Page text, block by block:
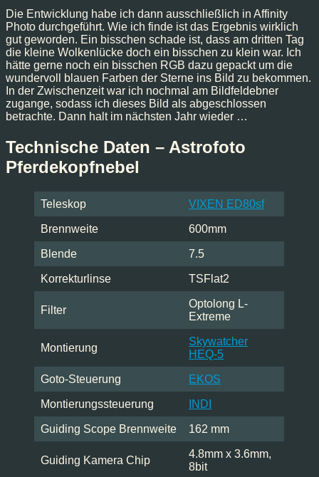
Die Entwicklung habe ich dann ausschließlich in Affinity
Photo durchgeführt. Wie ich finde ist das Ergebnis wirklich
gut geworden. Ein bisschen schade ist, dass am dritten Tag
die kleine Wolkenlücke doch ein bisschen zu klein war. Ich
hätte gerne noch ein bisschen RGB dazu gepackt um die
wundervoll blauen Farben der Sterne ins Bild zu bekommen.
In der Zwischenzeit war ich nochmal am Bildfeldebner
zugange, sodass ich dieses Bild als abgeschlossen
betrachte. Dann halt im nächsten Jahr wieder …
Technische Daten – Astrofoto
Pferdekopfnebel
Teleskop VIXEN ED80sf
Brennweite 600mm
Blende 7.5
Korrekturlinse TSFlat2
Filter
Optolong L-
Extreme
Montierung
Skywatcher
HEQ-5
Goto-Steuerung EKOS
Montierungssteuerung INDI
Guiding Scope Brennweite 162 mm
Guiding Kamera Chip
4.8mm x 3.6mm,
8bit